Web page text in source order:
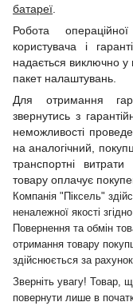
батареї
Робота
користувача і
надається виключно
пакет налаштувань.
Для отримання
звернутись з
неможливості
на аналогічний,
транспортні
товару оплачує
Компанія "Піксель"
неналежної якості
Повернення та обмін
отримання товару
здійснюється за
Зверніть увагу! Товар,
повернути лише в